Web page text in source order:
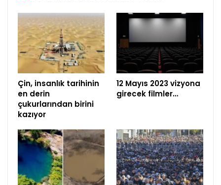
Çin, insanlık tarihinin
en derin
çukurlarından birini
kazıyor
12 Mayıs 2023 vizyona
girecek filmler…